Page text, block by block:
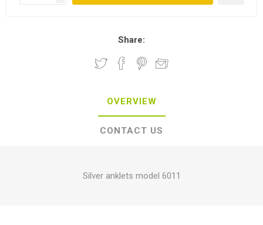
Share:
OVERVIEW
CONTACT US
Silver anklets model 6011